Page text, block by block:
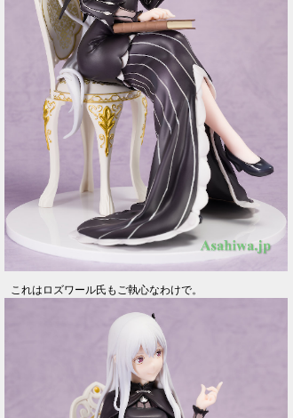
これはロズワール氏もご執心なわけで。